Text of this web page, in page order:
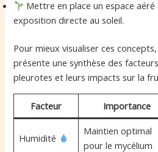
Mettre en place un espace aéré
exposition directe au soleil.
Pour mieux visualiser ces
présente une synthèse des
pleurotes et leurs impacts sur la
Facteur Importance
Humidité
Maintien optimal
pour le mycélium